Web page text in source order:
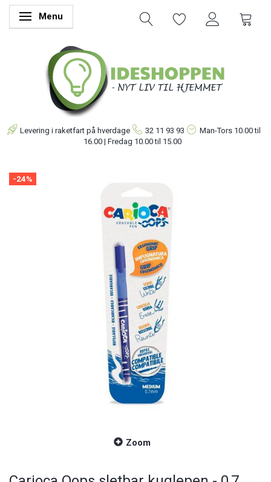
Skifte navigation
Menu
Levering i raketfart på hverdage 32 11 93 93 Man-Tors 10.00 til
16.00 | Fredag 10.00 til 15.00
-24%
Zoom